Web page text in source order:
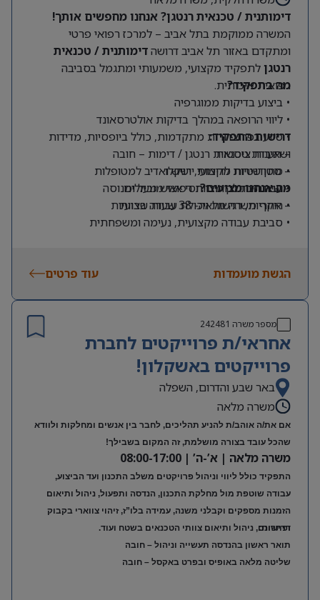
ניסיון בהובלת הקמות, הרחבות או טרנספורמציות
תפעוליות משמעותיות – יתרון.
דימותנית / טכנאית רנטגן? אנחנו מחפשים אותך!
המשרה ממוקמת בתל אביב – למרכז רפואי פרטי
ומתקדם באזור תל אביב דרושהדימותנית / טכנאית
רנטגןלתפקיד מקצועי, משמעותי ומתגמל בסביבה
רפואית איכותית.
מה בתפקיד?
• ביצוע בדיקות ממוגרפיה
• ליווי הרופאה במהלך בדיקות אולטרסאונד
• סיוע בפרוצדורות מתקדמות, כולל ביופסיות, מדידות
ושאיבות ציסטות
• מתן שירות מקצועי, רגיש ואדיב למטופלות
• עבודה כחלק מצוות רפואי מוביל ומנוסה
דרישות התפקיד:
– תעודת טכנאית רנטגן / דימות – חובה
– סטודנטיות לדימות יישקלו
– שירותיות גבוהה ויחסי אנוש מעולים
– אחריות, רגישות ויכולת עבודה בצוות
מה אנחנו מציעים?
• היקף משרה מלאה- 38 שעות שבועיות
• סביבת עבודה מקצועית, נעימה ומשפחתית
• הזדמנות להשתלב במרכז רפואי מוביל עם אופק מקצועי
הגשת מועמדות עוד פרטים
מספר משרה 242481
אחראי/ת פרוייקטים לחברת
פרוייקטים באשקלון!
באר שבע והדרום, השפלה
משרה מלאה
אם את/ה אוהב/ת להניע תהליכים, לחבר בין אנשים ומחלקות ולוודא
שהכל עובד בצורה מושלמת, זה המקום בשבילך!
משרה מלאה | א’-ה’ | 08:00-17:00
התפקיד כולל ליווי וניהול פרויקטים משלב התכנון ועד הביצוע,
עבודה שוטפת מול מחלקת התכנון, הנדסה ותפעול, ניהול ותיאום
הזמנות מספקים וקבלני משנה, עמידה בלו”ז, זיהוי צווארי בקבוק
ופתרונם, ניהול ותיאום צוותי הטכנאים בשטח ועוד.
דרישות:
תואר ראשון בהנדסה תעשייה וניהול – חובה
שליטה מלאה באופיס ובפרט באקסל – חובה